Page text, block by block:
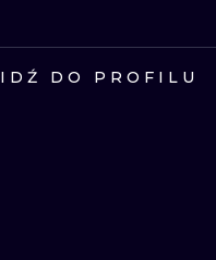
IDŹ DO PROFILU